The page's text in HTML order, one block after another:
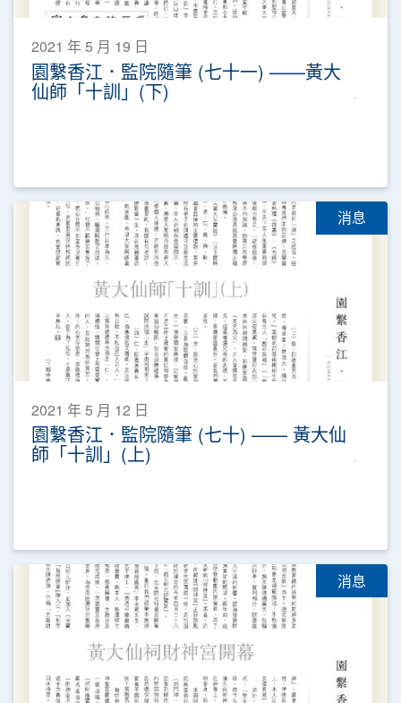
2021 年 5 月 19 日
園繫香江．監院隨筆 (七十一) ——黃大
仙師「十訓」(下)
消息
2021 年 5 月 12 日
園繫香江．監院隨筆 (七十) —— 黃大仙
師「十訓」(上)
消息